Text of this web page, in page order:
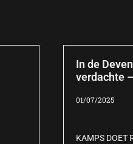
In de
verdachte
01/07/2025
KAMPS DOET